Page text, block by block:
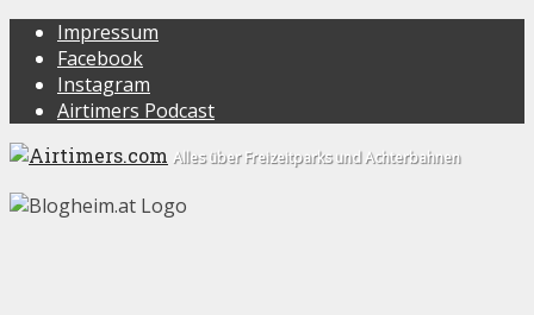
Impressum
Facebook
Instagram
Airtimers Podcast
Alles über Freizeitparks und Achterbahnen